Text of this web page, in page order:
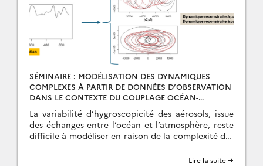
SÉMINAIRE : MODÉLISATION DES DYNAMIQUES
COMPLEXES À PARTIR DE DONNÉES D’OBSERVATION
DANS LE CONTEXTE DU COUPLAGE OCÉAN-
La variabilité d’hygroscopicité des aérosols, issue
des échanges entre l’océan et l’atmosphère, reste
difficile à modéliser en raison de la complexité des
Lire la suite →